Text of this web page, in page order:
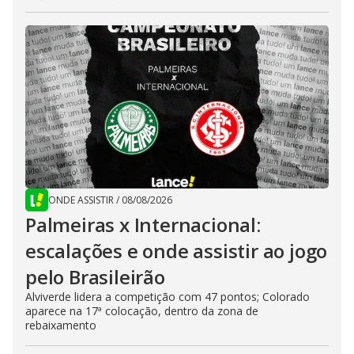
ONDE ASSISTIR/ 08/08/2026
Palmeiras x Internacional:
escalações e onde assistir ao jogo
pelo Brasileirão
Alviverde lidera a competição com 47 pontos; Colorado
aparece na 17ª colocação, dentro da zona de
rebaixamento